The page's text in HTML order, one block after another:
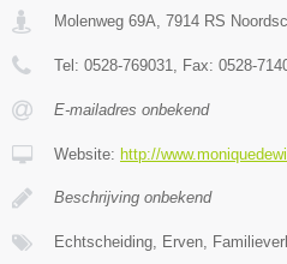
Molenweg 69A, 7914 RS
Tel: 0528-769031, Fax: 0528-
E-mailadres onbekend
Website: http://
Beschrijving onbekend
Echtscheiding, Erven,